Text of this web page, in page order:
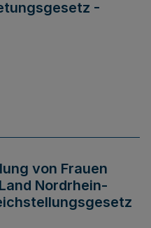
-
von Frauen
Nordrhein-